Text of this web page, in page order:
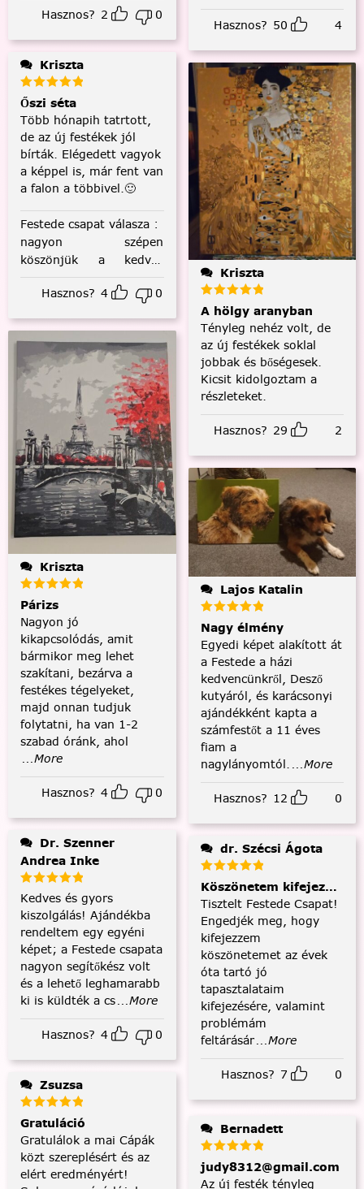
Hasznos? 2 0
Kriszta
Őszi séta
Több hónapih tatrtott,
de az új festékek jól
bírták. Elégedett vagyok
a képpel is, már fent van
a falon a többivel.🙂
Festede csapat válasza :
nagyon szépen
köszönjük a kedves
visszajelzést! :)
Hasznos? 4 0
Kriszta
Párizs
Nagyon jó
kikapcsolódás, amit
bármikor meg lehet
szakítani, bezárva a
festékes tégelyeket,
majd onnan tudjuk
folytatni, ha van 1-2
szabad óránk, ahol
...More
Hasznos? 4 0
Andrea Inke
Kedves és gyors
kiszolgálás! Ajándékba
rendeltem egy egyéni
képet; a Festede csapata
nagyon segítőkész volt
és a lehető leghamarabb
ki is küldték a cs...More
Hasznos? 4 0
Zsuzsa
Gratuláció
Gratulálok a mai Cápák
közt szereplésért és az
elért eredményért!
Hasznos? 50 4
Kriszta
A hölgy aranyban
Tényleg nehéz volt, de
az új festékek soklal
jobbak és bőségesek.
Kicsit kidolgoztam a
részleteket.
Hasznos? 29 2
Lajos Katalin
Nagy élmény
Egyedi képet alakított át
a Festede a házi
kedvencünkről, Desző
kutyáról, és karácsonyi
ajándékként kapta a
számfestőt a 11 éves
fiam a
nagylányomtól. ...More
Hasznos? 12 0
dr. Szécsi Ágota
Köszönetem kifejezése
Tisztelt Festede Csapat!
Engedjék meg, hogy
kifejezzem
köszönetemet az évek
óta tartó jó
tapasztalataim
kifejezésére, valamint
problémám
feltárásár...More
Hasznos? 7 0
Bernadett
judy8312@gmail.com
Az új festék tényleg